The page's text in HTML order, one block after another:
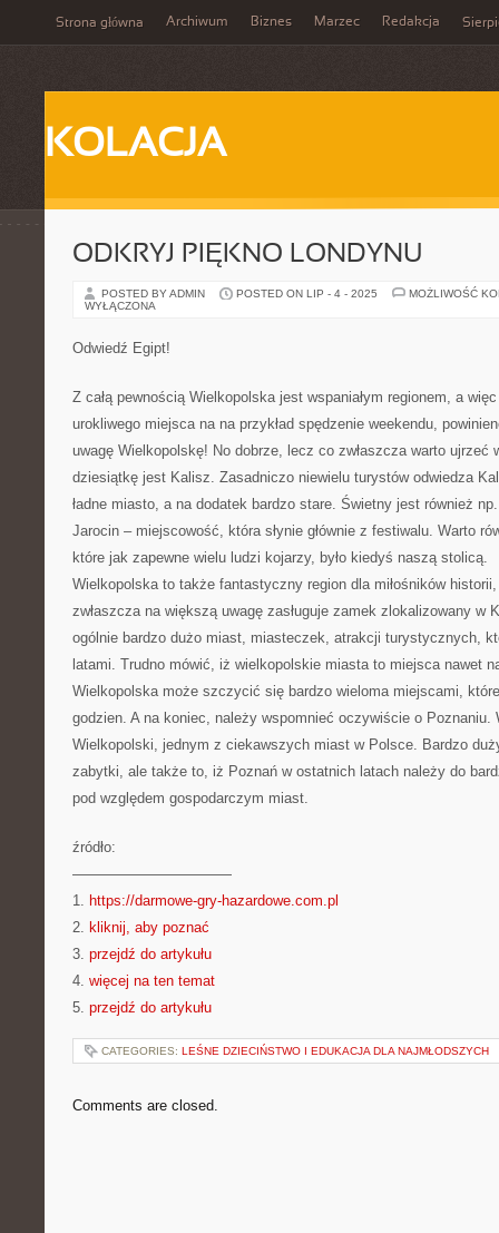
Strona główna Archiwum Biznes Marzec Redakcja
KOLACJA
ODKRYJ PIĘKNO LONDYNU
POSTED BY ADMIN POSTED ON LIP - 4 - 2025
MOŻLIWOŚĆ
WYŁĄCZONA
Odwiedź Egipt!
Z całą pewnością Wielkopolska jest wspaniałym regionem, a
urokliwego miejsca na na przykład spędzenie weekendu,
uwagę Wielkopolskę! No dobrze, lecz co zwłaszcza warto ujrzeć
dziesiątkę jest Kalisz. Zasadniczo niewielu turystów odwiedza
ładne miasto, a na dodatek bardzo stare. Świetny jest również
Jarocin – miejscowość, która słynie głównie z festiwalu. Warto
które jak zapewne wielu ludzi kojarzy, było kiedyś naszą stolicą.
Wielkopolska to także fantastyczny region dla miłośników
zwłaszcza na większą uwagę zasługuje zamek zlokalizowany w
ogólnie bardzo dużo miast, miasteczek, atrakcji turystycznych,
latami. Trudno mówić, iż wielkopolskie miasta to miejsca nawet
Wielkopolska może szczycić się bardzo wieloma miejscami,
godzien. A na koniec, należy wspomnieć oczywiście o
Wielkopolski, jednym z ciekawszych miast w Polsce. Bardzo
zabytki, ale także to, iż Poznań w ostatnich latach należy do
pod względem gospodarczym miast.
źródło:
———————————
1. https://darmowe-gry-hazardowe.com.pl
2. kliknij, aby poznać
3. przejdź do artykułu
4. więcej na ten temat
5. przejdź do artykułu
CATEGORIES: LEŚNE DZIECIŃSTWO I EDUKACJA DLA NAJMŁODSZYCH
Comments are closed.